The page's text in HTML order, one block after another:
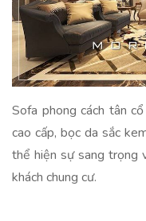
Sofa phong cách tân
cao cấp, bọc da sắc
thể hiện sự sang trọng
khách chung cư.